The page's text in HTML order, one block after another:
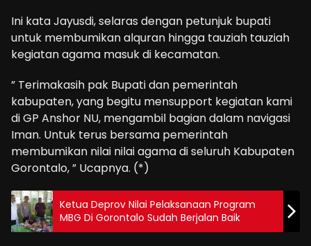
Ini kata Jayusdi, selaras dengan petunjuk bupati
untuk membumikan alquran hingga tauziah tauziah
kegiatan agama masuk di kecamatan.
” Terimakasih pak Bupati dan pemerintah
kabupaten, yang begitu mensupport kegiatan kami
di GP Anshor NU, mengambil bagian dalam navigasi
Iman. Untuk terus bersama pemerintah
membumikan nilai nilai agama di seluruh Kabupaten
Gorontalo, ” Ucapnya. (*)
Ketua Deprov Nilai Pelaksanaan Program
MBG Di Gorontalo Sudah Berjalan Baik